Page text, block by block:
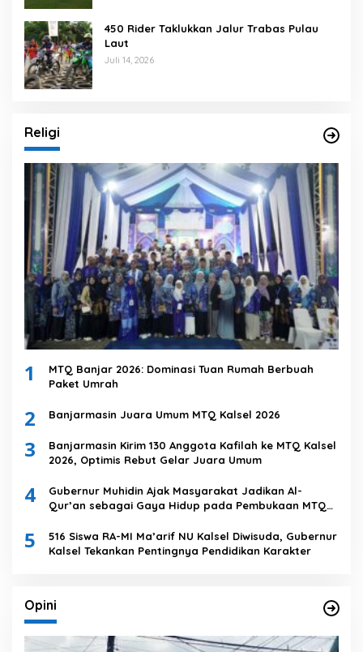
450 Rider Taklukkan Jalur Trabas Pulau
Laut
Juli 14, 2026
Religi
1
MTQ Banjar 2026: Dominasi Tuan Rumah Berbuah
Paket Umrah
2 Banjarmasin Juara Umum MTQ Kalsel 2026
3
Banjarmasin Kirim 130 Anggota Kafilah ke MTQ Kalsel
2026, Optimis Rebut Gelar Juara Umum
4
Gubernur Muhidin Ajak Masyarakat Jadikan Al-
Qur’an sebagai Gaya Hidup pada Pembukaan MTQ
5
516 Siswa RA-MI Ma’arif NU Kalsel Diwisuda, Gubernur
Kalsel Tekankan Pentingnya Pendidikan Karakter
Opini